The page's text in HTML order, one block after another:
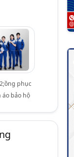
phục
áo bảo hộ